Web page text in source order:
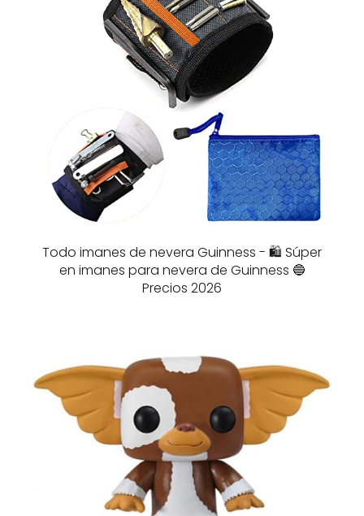
Todo imanes de nevera Guinness - 🛍️ Súper
en imanes para nevera de Guinness 🔵
Precios 2026